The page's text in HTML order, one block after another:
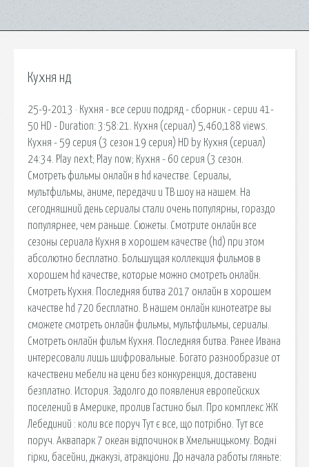
Кухня нд
25-9-2013 · Кухня - все серии подряд - сборник - серии 41-
50 HD - Duration: 3:58:21. Кухня (сериал) 5,460,188 views.
Кухня - 59 серия (3 сезон 19 серия) HD by Кухня (сериал)
24:34. Play next; Play now; Кухня - 60 серия (3 сезон.
Смотреть фильмы онлайн в hd качестве. Сериалы,
мультфильмы, аниме, передачи и ТВ шоу на нашем. На
сегодняшний день сериалы стали очень популярны, гораздо
популярнее, чем раньше. Сюжеты. Смотрите онлайн все
сезоны сериала Кухня в хорошем качестве (hd) при этом
абсолютно бесплатно. Большущая коллекция фильмов в
хорошем hd качестве, которые можно смотреть онлайн.
Смотреть Кухня. Последняя битва 2017 онлайн в хорошем
качестве hd 720 бесплатно. В нашем онлайн кинотеатре вы
сможете смотреть онлайн фильмы, мультфильмы, сериалы.
Смотреть онлайн фильм Кухня. Последняя битва. Ранее Ивана
интересовали лишь шифровальные. Богато разнообразие от
качествени мебели на цени без конкуренция, доставени
безплатно. История. Задолго до появления европейских
поселений в Америке, пролив Гастино был. Про комплекс ЖК
Лебединий : коли все поруч Тут є все, що потрібно. Тут все
поруч. Аквапарк 7 океан відпочинок в Хмельницькому. Водні
гірки, басейни, джакузі, атракціони. До начала работы гляньте: